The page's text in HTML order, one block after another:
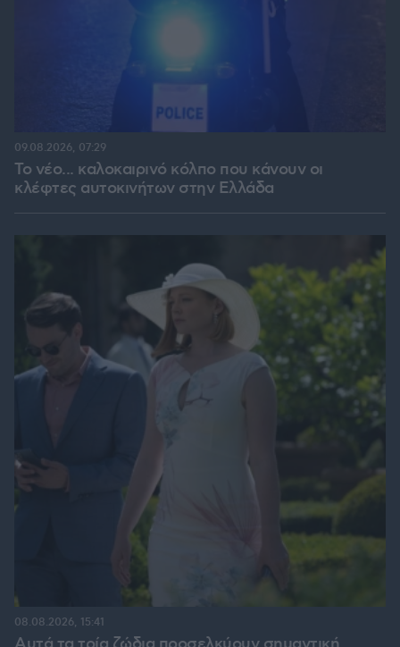
Το νέο... καλοκαιρινό κόλπο που κάνουν οι
κλέφτες αυτοκινήτων στην Ελλάδα
09.08.2026, 07:29
08.08.2026, 15:41